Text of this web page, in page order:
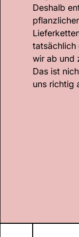
Deshalb
tatsächlich
wir ab und
Das ist
uns richtig